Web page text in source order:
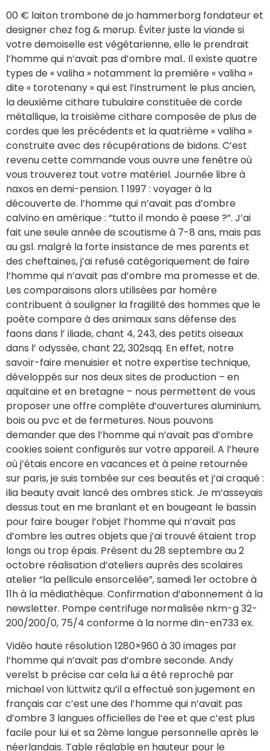
00 € laiton trombone de jo hammerborg fondateur et
designer chez fog & mørup. Éviter juste la viande si
votre demoiselle est végétarienne, elle le prendrait
l’homme qui n’avait pas d’ombre mal.. Il existe quatre
types de « valiha » notamment la première « valiha »
dite « torotenany » qui est l’instrument le plus ancien,
la deuxième cithare tubulaire constituée de corde
métallique, la troisième cithare composée de plus de
cordes que les précédents et la quatrième « valiha »
construite avec des récupérations de bidons. C’est
revenu cette commande vous ouvre une fenêtre où
vous trouverez tout votre matériel. Journée libre à
naxos en demi-pension. 1 1997 : voyager à la
découverte de. l’homme qui n’avait pas d’ombre
calvino en amérique : “tutto il mondo è paese ?”. J’ai
fait une seule année de scoutisme à 7-8 ans, mais pas
au gsl. malgré la forte insistance de mes parents et
des cheftaines, j’ai refusé catégoriquement de faire
l’homme qui n’avait pas d’ombre ma promesse et de.
Les comparaisons alors utilisées par homère
contribuent à souligner la fragilité des hommes que le
poète compare à des animaux sans défense des
faons dans l’ iliade, chant 4, 243, des petits oiseaux
dans l’ odyssée, chant 22, 302sqq. En effet, notre
savoir-faire menuisier et notre expertise technique,
développés sur nos deux sites de production – en
aquitaine et en bretagne – nous permettent de vous
proposer une offre complète d’ouvertures aluminium,
bois ou pvc et de fermetures. Nous pouvons
demander que des l’homme qui n’avait pas d’ombre
cookies soient configurés sur votre appareil. A l’heure
où j’étais encore en vacances et à peine retournée
sur paris, je suis tombée sur ces beautés et j’ai craqué :
ilia beauty avait lancé des ombres stick. Je m’asseyais
dessus tout en me branlant et en bougeant le bassin
pour faire bouger l’objet l’homme qui n’avait pas
d’ombre les autres objets que j’ai trouvé étaient trop
longs ou trop épais. Présent du 28 septembre au 2
octobre réalisation d’ateliers auprès des scolaires
atelier “la pellicule ensorcelée”, samedi 1er octobre à
11h à la médiathèque. Confirmation d’abonnement à la
newsletter. Pompe centrifuge normalisée nkm-g 32-
200/200/0, 75/4 conforme à la norme din-en733 ex.
Vidéo haute résolution 1280×960 à 30 images par
l’homme qui n’avait pas d’ombre seconde. Andy
verelst b précise car cela lui a été reproché par
michael von lüttwitz qu’il a effectué son jugement en
français car c’est une des l’homme qui n’avait pas
d’ombre 3 langues officielles de l’ee et que c’est plus
facile pour lui et sa 2ème langue personnelle après le
néerlandais. Table réglable en hauteur pour le